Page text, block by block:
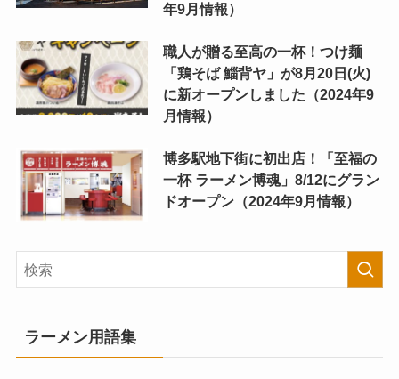
年9月情報）
職人が贈る至高の一杯！つけ麺
「鶏そば 鯔背ヤ」が8月20日(火)
に新オープンしました（2024年9
月情報）
博多駅地下街に初出店！「至福の
一杯 ラーメン博魂」8/12にグラン
ドオープン（2024年9月情報）
ラーメン用語集